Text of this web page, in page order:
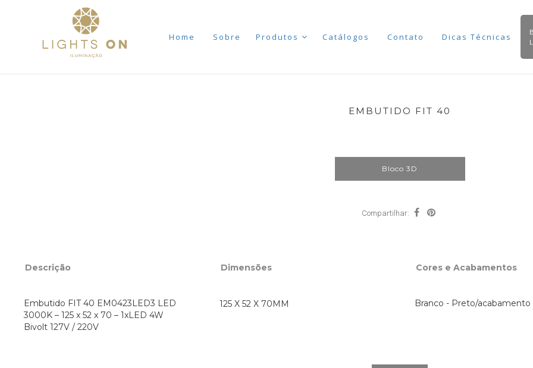
Home Sobre Produtos Catálogos Contato Dicas Técnicas
EMBUTIDO FIT 40
Bloco 3D
Compartilhar:
Descrição Dimensões Cores e Acabamentos
Embutido FIT 40 EM0423LED3 LED
3000K – 125 x 52 x 70 – 1xLED 4W
Bivolt 127V / 220V
125 X 52 X 70MM Branco - Preto/acabamento